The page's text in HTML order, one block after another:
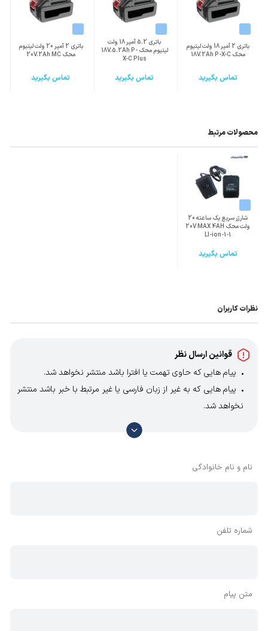
سایر مشخصات
نوع باتری: MA) Li-ion)
زمان شارژ: 1 ساعت
باتری 2 آمپر 18 ولت لیتیوم
محک 18V.2Ah P-X-C
تماس بگیرید
باتری 5.2 آمپر 18 ولت
لیتیوم محک 18V.5.2Ah P-
X-C Plus
تماس بگیرید
باتری 2 آمپر 20 ولت لیتیوم
محک 20V.2Ah MC
تماس بگیرید
محصولات مرتبط
شارژر سریع یک ساعته 20
ولت محک 20V MAX 4AH
LI-ion-1-1
تماس بگیرید
نظرات کاربران
قوانین ارسال نظر
پیام هایی که حاوی تهمت یا افترا باشد منتشر نخواهد شد.
پیام هایی که به غیر از زبان فارسی یا غیر مرتبط با خبر باشد منتشر
نخواهد شد.
با توجه به آن که امکان موافقت یا مخالفت با محتوای نظرات
وجود دارد، معمولا نظراتی که محتوای مشابه دارند، انتشار نمی‌یابند
نام و نام خانوادگی
شماره تلفن
متن پیام